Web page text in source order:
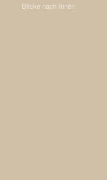
Blicke nach Innen